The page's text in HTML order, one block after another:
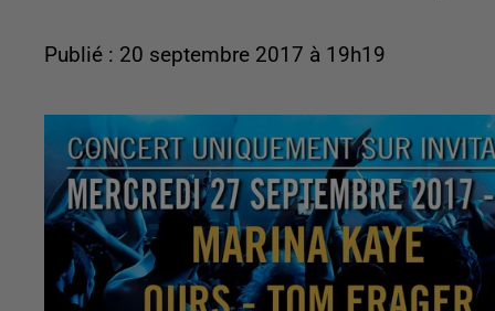
Publié : 20 septembre 2017 à 19h19